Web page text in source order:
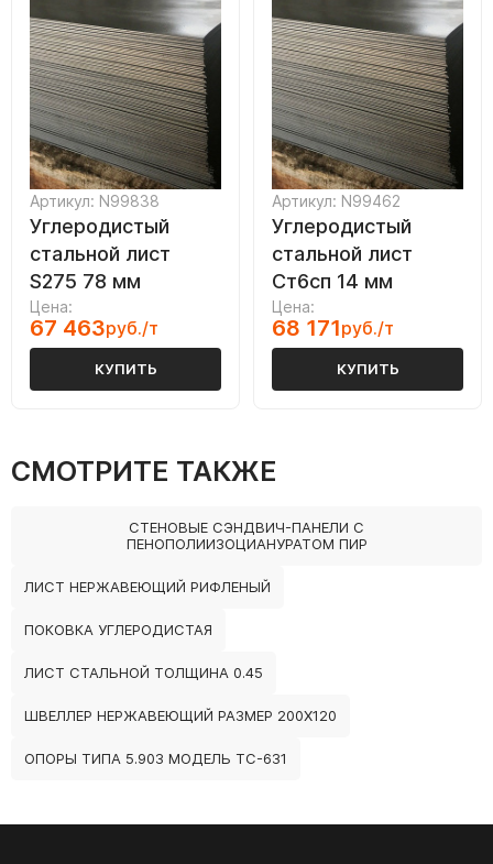
Артикул: N99838
Углеродистый
стальной лист
S275 78 мм
Цена:
67 463руб./т
КУПИТЬ
Артикул: N99462
Углеродистый
стальной лист
Ст6сп 14 мм
Цена:
68 171руб./т
КУПИТЬ
СМОТРИТЕ ТАКЖЕ
СТЕНОВЫЕ СЭНДВИЧ-ПАНЕЛИ С
ПЕНОПОЛИИЗОЦИАНУРАТОМ ПИР
ЛИСТ НЕРЖАВЕЮЩИЙ РИФЛЕНЫЙ
ПОКОВКА УГЛЕРОДИСТАЯ
ЛИСТ СТАЛЬНОЙ ТОЛЩИНА 0.45
ШВЕЛЛЕР НЕРЖАВЕЮЩИЙ РАЗМЕР 200Х120
ОПОРЫ ТИПА 5.903 МОДЕЛЬ ТС-631